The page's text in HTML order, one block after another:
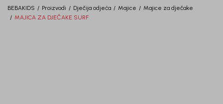
BEBAKIDS Proizvodi Dječija odjeća Majice
Majice za dječake
MAJICA ZA DJEČAKE SURFuz prvu kupovinu